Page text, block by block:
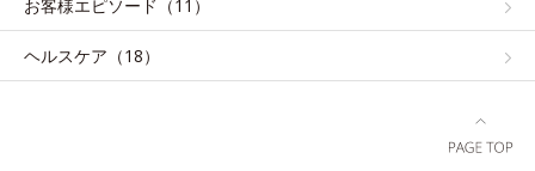
お客様エピソード（11）
ヘルスケア（18）